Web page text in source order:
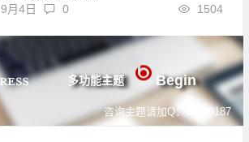
9月4日 1504
0
咨询主题请加Q：39070187
多功能主题 Begin